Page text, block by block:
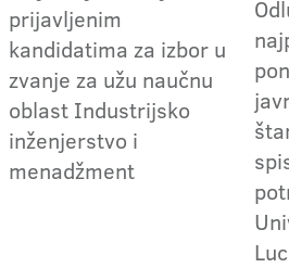
prijavljenim
kandidatima za izbor u
zvanje za užu naučnu
oblast Industrijsko
inženjerstvo i
menadžment